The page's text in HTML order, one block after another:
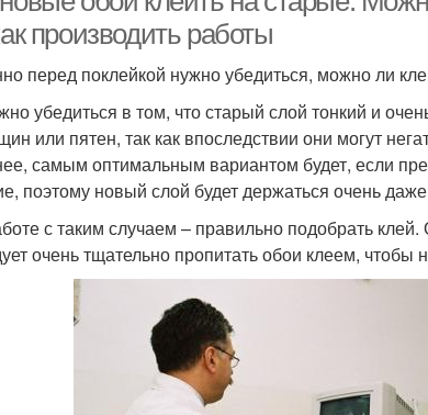
производить работы
перед поклейкой нужно убедиться, можно ли
убедиться в том, что старый слой тонкий и
или пятен, так как впоследствии они могут
самым оптимальным вариантом будет, если
поэтому новый слой будет держаться очень
с таким случаем – правильно подобрать
очень тщательно пропитать обои клеем,